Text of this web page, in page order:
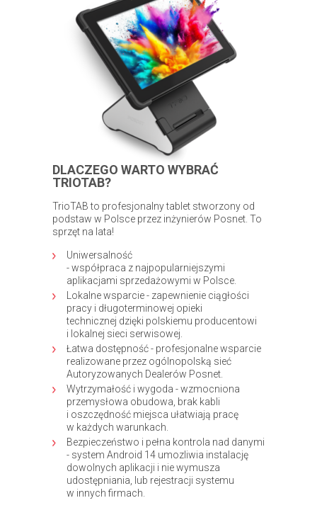
DLACZEGO WARTO WYBRAĆ
TRIOTAB?
TrioTAB to profesjonalny tablet stworzony od
podstaw w Polsce przez inżynierów Posnet. To
sprzęt na lata!
Uniwersalność
- współpraca z najpopularniejszymi
aplikacjami sprzedażowymi w Polsce.
Lokalne wsparcie - zapewnienie ciągłości
pracy i długoterminowej opieki
technicznej dzięki polskiemu producentowi
i lokalnej sieci serwisowej.
Łatwa dostępność - profesjonalne wsparcie
realizowane przez ogólnopolską sieć
Autoryzowanych Dealerów Posnet.
Wytrzymałość i wygoda - wzmocniona
przemysłowa obudowa, brak kabli
i oszczędność miejsca ułatwiają pracę
w każdych warunkach.
Bezpieczeństwo i pełna kontrola nad danymi
- system Android 14 umozliwia instalację
dowolnych aplikacji i nie wymusza
udostępniania, lub rejestracji systemu
w innych firmach.